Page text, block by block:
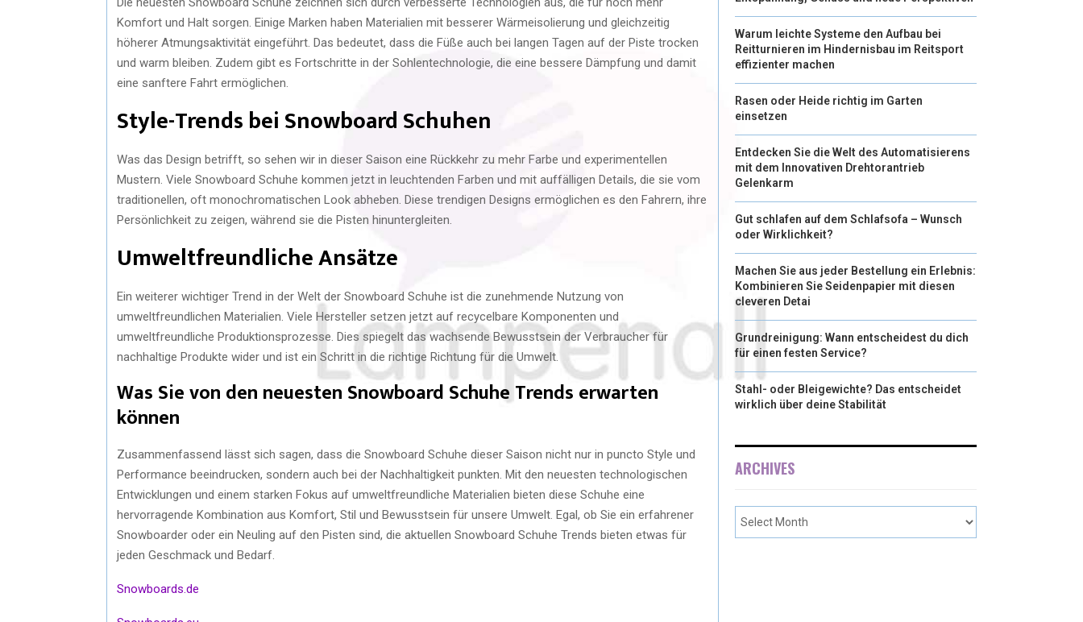
Komfort und Halt sorgen. Einige Marken haben Materialien mit besserer Wärmeisolierung und gleichzeitig
höherer Atmungsaktivität eingeführt. Das bedeutet, dass die Füße auch bei langen Tagen auf der Piste trocken
und warm bleiben. Zudem gibt es Fortschritte in der Sohlentechnologie, die eine bessere Dämpfung und damit
eine sanftere Fahrt ermöglichen.
Style-Trends bei Snowboard Schuhen
Was das Design betrifft, so sehen wir in dieser Saison eine Rückkehr zu mehr Farbe und experimentellen
Mustern. Viele Snowboard Schuhe kommen jetzt in leuchtenden Farben und mit auffälligen Details, die sie vom
traditionellen, oft monochromatischen Look abheben. Diese trendigen Designs ermöglichen es den Fahrern, ihre
Persönlichkeit zu zeigen, während sie die Pisten hinuntergleiten.
Umweltfreundliche Ansätze
Ein weiterer wichtiger Trend in der Welt der Snowboard Schuhe ist die zunehmende Nutzung von
umweltfreundlichen Materialien. Viele Hersteller setzen jetzt auf recycelbare Komponenten und
umweltfreundliche Produktionsprozesse. Dies spiegelt das wachsende Bewusstsein der Verbraucher für
nachhaltige Produkte wider und ist ein Schritt in die richtige Richtung für die Umwelt.
Was Sie von den neuesten Snowboard Schuhe Trends erwarten
können
Zusammenfassend lässt sich sagen, dass die Snowboard Schuhe dieser Saison nicht nur in puncto Style und
Performance beeindrucken, sondern auch bei der Nachhaltigkeit punkten. Mit den neuesten technologischen
Entwicklungen und einem starken Fokus auf umweltfreundliche Materialien bieten diese Schuhe eine
hervorragende Kombination aus Komfort, Stil und Bewusstsein für unsere Umwelt. Egal, ob Sie ein erfahrener
Snowboarder oder ein Neuling auf den Pisten sind, die aktuellen Snowboard Schuhe Trends bieten etwas für
jeden Geschmack und Bedarf.
Snowboards.de
Warum leichte Systeme den Aufbau bei
Reitturnieren im Hindernisbau im Reitsport
effizienter machen
Rasen oder Heide richtig im Garten
einsetzen
Entdecken Sie die Welt des Automatisierens
mit dem Innovativen Drehtorantrieb
Gelenkarm
Gut schlafen auf dem Schlafsofa – Wunsch
oder Wirklichkeit?
Machen Sie aus jeder Bestellung ein Erlebnis:
Kombinieren Sie Seidenpapier mit diesen
cleveren Detai
Grundreinigung: Wann entscheidest du dich
für einen festen Service?
Stahl- oder Bleigewichte? Das entscheidet
wirklich über deine Stabilität
ARCHIVES